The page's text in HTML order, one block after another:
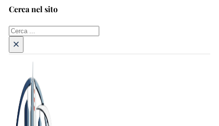
Cerca nel sito
Cerca
×